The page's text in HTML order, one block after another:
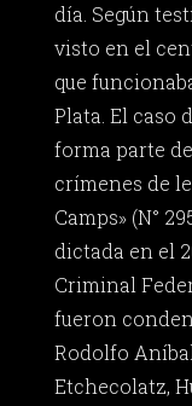
día. Según
visto en el
que
Plata. El caso
forma parte
crímenes de
Camps» (N°
dictada en el
Criminal
fueron
Rodolfo
Etchecolatz,